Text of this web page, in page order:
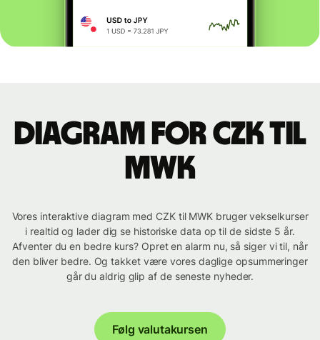
Diagram for CZK til
MWK
Vores interaktive diagram med CZK til MWK bruger vekselkurser
i realtid og lader dig se historiske data op til de sidste 5 år.
Afventer du en bedre kurs? Opret en alarm nu, så siger vi til, når
den bliver bedre. Og takket være vores daglige opsummeringer
går du aldrig glip af de seneste nyheder.
Følg valutakursen